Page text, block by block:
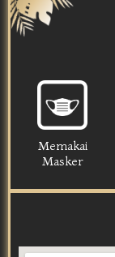
Memakai
Masker